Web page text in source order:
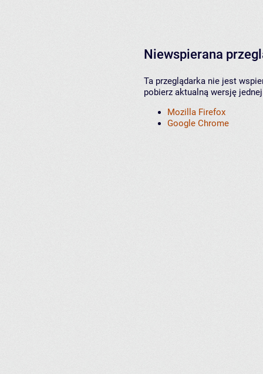
Niewspierana
Ta przeglądarka nie jest
pobierz aktualną wersję
Mozilla Firefox
Google Chrome